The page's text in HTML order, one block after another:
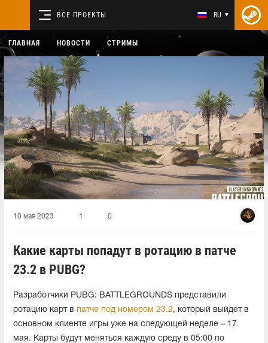
ВСЕ ПРОЕКТЫ RU
ГЛАВНАЯ НОВОСТИ СТРИМЫ
10 мая 2023 1 0
Какие карты попадут в ротацию в патче
23.2 в PUBG?
Разработчики PUBG: BATTLEGROUNDS представили
ротацию карт в патче под номером 23.2, который выйдет в
основном клиенте игры уже на следующей неделе – 17
мая. Карты будут меняться каждую среду в 05:00 по